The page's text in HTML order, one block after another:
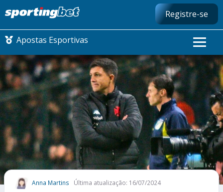
Registre-se
Apostas Esportivas
CONMEBOL LIBERTADORES
FUTEBOL NACIONAL
FUTEBOL INTERNACIONAL
COMO APOSTAR
MAIS ESPORTES
Anna Martins Última atualização: 16/07/2024